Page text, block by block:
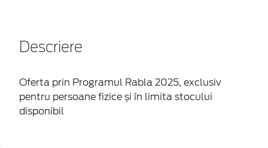
Descriere
Oferta prin Programul Rabla 2025, exclusiv
pentru persoane fizice și în limita stocului
disponibil